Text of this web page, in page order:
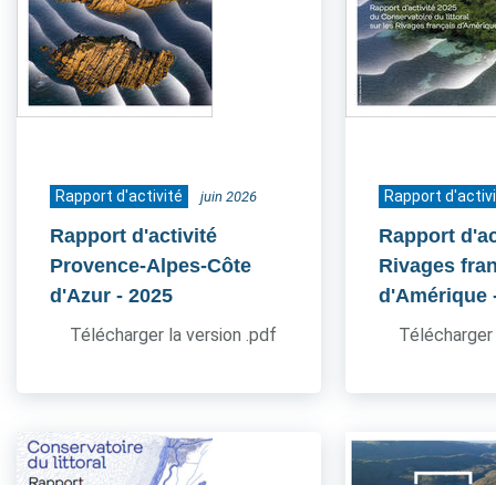
Rapport d'activité juin 2026
Rapport d'activité
Provence-Alpes-Côte
d'Azur - 2025
Télécharger la version .pdf
Rapport
Rapport
Rivages
d'Amérique